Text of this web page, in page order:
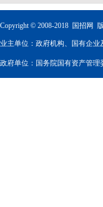
Copyright © 2008-2018 国招网
业主单位：政府机构、国有企
政府单位： 国务院国有资产管理